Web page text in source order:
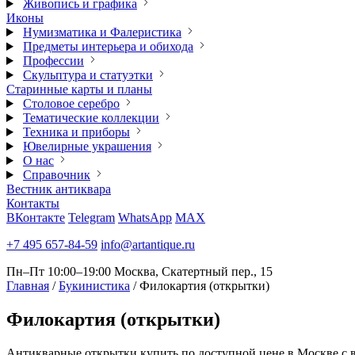
Живопись и графика
Иконы
Нумизматика и Фалеристика
Предметы интерьера и обихода
Профессии
Скульптура и статуэтки
Старинные карты и планы
Столовое серебро
Тематические коллекции
Техника и приборы
Ювелирные украшения
О нас
Справочник
Вестник антиквара
Контакты
ВКонтакте Telegram WhatsApp MAX
+7 495 657-84-59 info@artantique.ru
Пн–Пт 10:00–19:00 Москва, Скатертный пер., 15
Главная / Букинистика / Филокартия (открытки)
Филокартия (открытки)